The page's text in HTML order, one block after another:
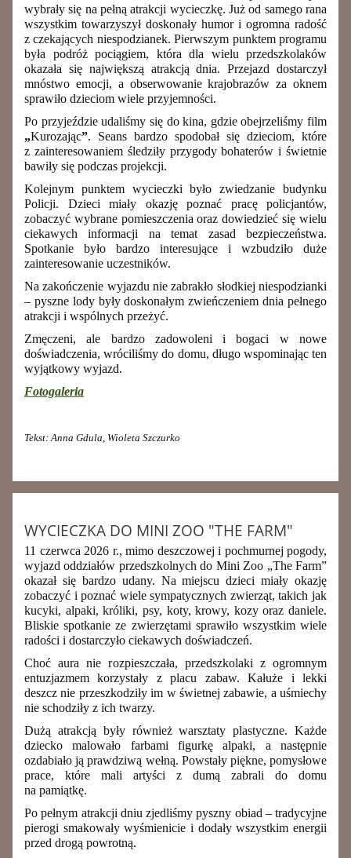
wybrały się na pełną atrakcji wycieczkę. Już od samego rana
wszystkim towarzyszył doskonały humor i ogromna radość
z czekających niespodzianek. Pierwszym punktem programu
była podróż pociągiem, która dla wielu przedszkolaków
okazała się największą atrakcją dnia. Przejazd dostarczył
mnóstwo emocji, a obserwowanie krajobrazów za oknem
sprawiło dzieciom wiele przyjemności.
Po przyjeździe udaliśmy się do kina, gdzie obejrzeliśmy film
„Kurozając”. Seans bardzo spodobał się dzieciom, które
z zainteresowaniem śledziły przygody bohaterów i świetnie
bawiły się podczas projekcji.
Kolejnym punktem wycieczki było zwiedzanie budynku
Policji. Dzieci miały okazję poznać pracę policjantów,
zobaczyć wybrane pomieszczenia oraz dowiedzieć się wielu
ciekawych informacji na temat zasad bezpieczeństwa.
Spotkanie było bardzo interesujące i wzbudziło duże
zainteresowanie uczestników.
Na zakończenie wyjazdu nie zabrakło słodkiej niespodzianki
– pyszne lody były doskonałym zwieńczeniem dnia pełnego
atrakcji i wspólnych przeżyć.
Zmęczeni, ale bardzo zadowoleni i bogaci w nowe
doświadczenia, wróciliśmy do domu, długo wspominając ten
wyjątkowy wyjazd.
Fotogaleria
Tekst: Anna Gdula, Wioleta Szczurko
WYCIECZKA DO MINI ZOO "THE FARM"
11 czerwca 2026 r., mimo deszczowej i pochmurnej pogody,
wyjazd oddziałów przedszkolnych do Mini Zoo „The Farm”
okazał się bardzo udany. Na miejscu dzieci miały okazję
zobaczyć i poznać wiele sympatycznych zwierząt, takich jak
kucyki, alpaki, króliki, psy, koty, krowy, kozy oraz daniele.
Bliskie spotkanie ze zwierzętami sprawiło wszystkim wiele
radości i dostarczyło ciekawych doświadczeń.
Choć aura nie rozpieszczała, przedszkolaki z ogromnym
entuzjazmem korzystały z placu zabaw. Kałuże i lekki
deszcz nie przeszkodziły im w świetnej zabawie, a uśmiechy
nie schodziły z ich twarzy.
Dużą atrakcją były również warsztaty plastyczne. Każde
dziecko malowało farbami figurkę alpaki, a następnie
ozdabiało ją prawdziwą wełną. Powstały piękne, pomysłowe
prace, które mali artyści z dumą zabrali do domu
na pamiątkę.
Po pełnym atrakcji dniu zjedliśmy pyszny obiad – tradycyjne
pierogi smakowały wyśmienicie i dodały wszystkim energii
przed drogą powrotną.